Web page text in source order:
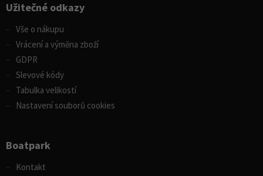
Užitečné odkazy
Vše o nákupu
Vrácení a výměna zboží
GDPR
Slevové kódy
Tabulka velikostí
Nastavení souborů cookies
Boatpark
Kontakt